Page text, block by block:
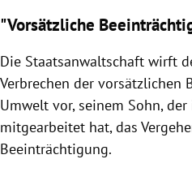
"Vorsätzliche
Die Staatsanwaltschaft wirft
Verbrechen der vorsätzlichen
Umwelt vor, seinem Sohn,
mitgearbeitet hat, das
Beeinträchtigung.